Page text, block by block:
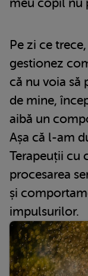
meu copil nu
Pe zi ce
gestionez
că nu voia să
de mine,
aibă un
Așa că l-am
Terapeuții cu
procesarea
și
impulsurilor.